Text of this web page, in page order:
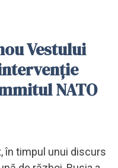
Vestului
NATO
în timpul unui discurs